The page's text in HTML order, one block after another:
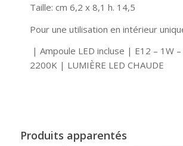
Taille: cm 6,2 x 8,1 h. 14,5
Pour une utilisation en intérieur
| Ampoule LED incluse | E12 – 1W
2200K | LUMIÈRE LED CHAUDE
Produits apparentés